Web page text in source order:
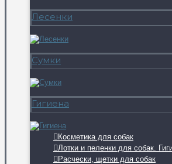
Лесенки
Сумки
Гигиена
Косметика для собак
Лотки и пеленки для собак.
Расчески, щетки для собак